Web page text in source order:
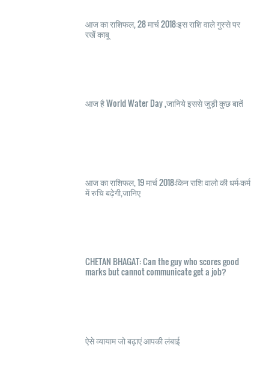
आज का राशिफल, 28 मार्च 2018:इस राशि वाले गुस्से पर
रखें काबू
आज है World Water Day ,जानिये इससे जुड़ी कुछ बातें
आज का राशिफल, 19 मार्च 2018:किन राशि वालो की धर्म-कर्म
में रुचि बढ़ेगी,जानिए
CHETAN BHAGAT: Can the guy who scores good
marks but cannot communicate get a job?
ऐसे व्यायाम जो बढ़ाएं आपकी लंबाई